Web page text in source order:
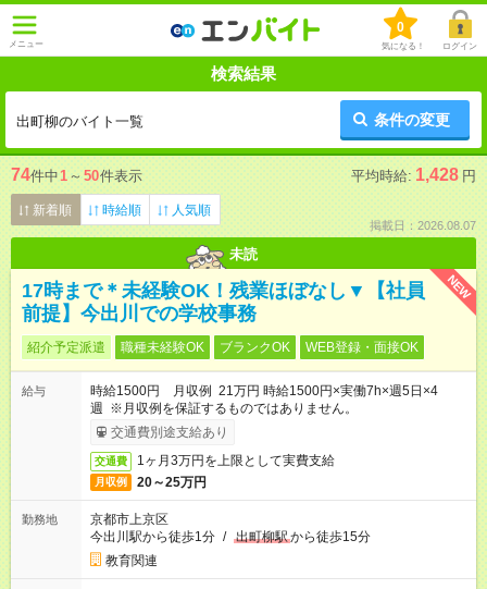
メニュー
0
気になる！ ログイン
検索結果
出町柳のバイト一覧 条件の変更
74件中1 ～ 50件表示 平均時給: 1,428 円
新着順 時給順 人気順
掲載日：2026.08.07
未読
NEW
17時まで＊未経験OK！残業ほぼなし▼【社員
前提】今出川での学校事務
紹介予定派遣 職種未経験OK ブランクOK WEB登録・面接OK
給与
時給1500円 月収例 21万円 時給1500円×実働7h×週5日×4
週 ※月収例を保証するものではありません。
交通費別途支給あり
交通費 1ヶ月3万円を上限として実費支給
月収例 20～25万円
勤務地
京都市上京区
今出川駅から徒歩1分 / 出町柳駅から徒歩15分
教育関連